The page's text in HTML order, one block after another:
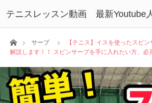
テニスレッスン動画 最新Youtube
ホームサーブ
【テニス】イスを使ったスピ
解説します！！ スピンサーブを手に入れたい方、必